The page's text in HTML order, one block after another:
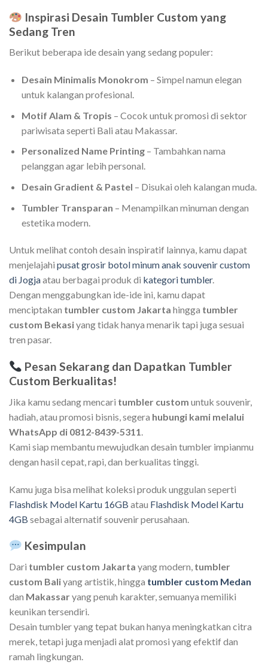
Inspirasi Desain Tumbler Custom yang
Sedang Tren
Berikut beberapa ide desain yang sedang populer:
Desain Minimalis Monokrom – Simpel namun elegan
untuk kalangan profesional.
Motif Alam & Tropis – Cocok untuk promosi di sektor
pariwisata seperti Bali atau Makassar.
Personalized Name Printing– Tambahkan nama
pelanggan agar lebih personal.
Desain Gradient & Pastel – Disukai oleh kalangan muda.
Tumbler Transparan – Menampilkan minuman dengan
estetika modern.
Untuk melihat contoh desain inspiratif lainnya, kamu dapat
menjelajahi pusat grosir botol minum anak souvenir custom
di Jogjaatau berbagai produk di kategori tumbler.
Dengan menggabungkan ide-ide ini, kamu dapat
menciptakan tumbler custom Jakarta hingga tumbler
custom Bekasiyang tidak hanya menarik tapi juga sesuai
tren pasar.
Pesan Sekarang dan Dapatkan Tumbler
Custom Berkualitas!
Jika kamu sedang mencari tumbler custom untuk souvenir,
hadiah, atau promosi bisnis, segera hubungi kami melalui
WhatsApp di 0812-8439-5311.
Kami siap membantu mewujudkan desain tumbler impianmu
dengan hasil cepat, rapi, dan berkualitas tinggi.
Kamu juga bisa melihat koleksi produk unggulan seperti
Flashdisk Model Kartu 16GB atau Flashdisk Model Kartu
4GB sebagai alternatif souvenir perusahaan.
Kesimpulan
Dari tumbler custom Jakarta yang modern, tumbler
custom Baliyang artistik, hingga tumbler custom Medan
dan Makassaryang penuh karakter, semuanya memiliki
keunikan tersendiri.
Desain tumbler yang tepat bukan hanya meningkatkan citra
merek, tetapi juga menjadi alat promosi yang efektif dan
ramah lingkungan.